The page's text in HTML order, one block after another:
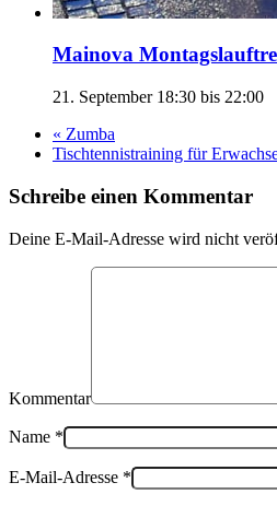
Mainova
21. September 18:30 bis 22:00
« Zumba
Tischtennistraining für
Schreibe einen Kommentar
Deine E-Mail-Adresse wird nicht
Kommentar
Name *
E-Mail-Adresse *